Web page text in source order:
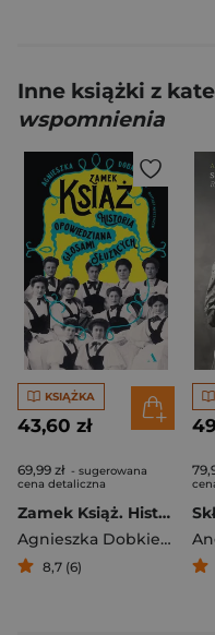
Inne książki z
wspomnienia
KSIĄŻKA
43,60 zł
69,99 zł - sugerowana
cena detaliczna
Zamek Książ. Historia opowiedziana głosami służących
Agnieszka Dobkiewicz
,
8,7 (6)